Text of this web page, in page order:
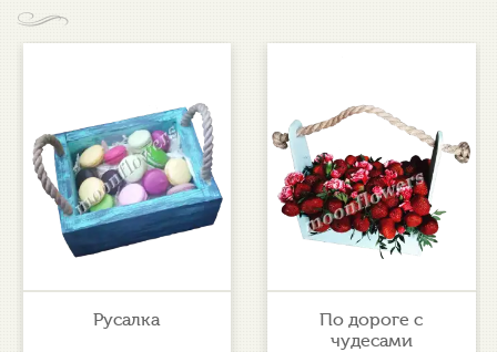
Русалка
По дороге с
чудесами